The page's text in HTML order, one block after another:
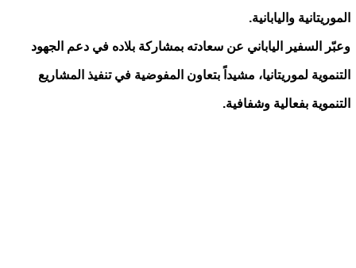
الموريتانية واليابانية.
وعبّر السفير الياباني عن سعادته بمشاركة بلاده في دعم الجهود
التنموية لموريتانيا، مشيداً بتعاون المفوضية في تنفيذ المشاريع
التنموية بفعالية وشفافية.